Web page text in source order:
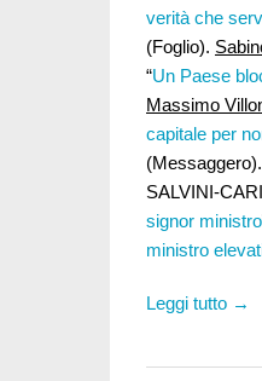
verità che
(Foglio).
“Un Paese
Massimo
capitale per
(Messaggero).
SALVINI-
signor ministro
ministro
Leggi tutto →